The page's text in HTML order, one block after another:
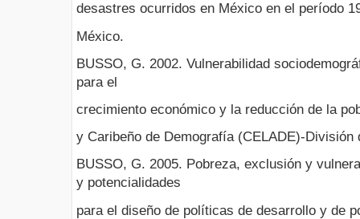
desastres ocurridos en México en el período
México.
BUSSO, G. 2002. Vulnerabilidad
para el
crecimiento económico y la reducción de la
y Caribeño de Demografía (CELADE)-División
BUSSO, G. 2005. Pobreza, exclusión y
y potencialidades
para el diseño de políticas de desarrollo y de